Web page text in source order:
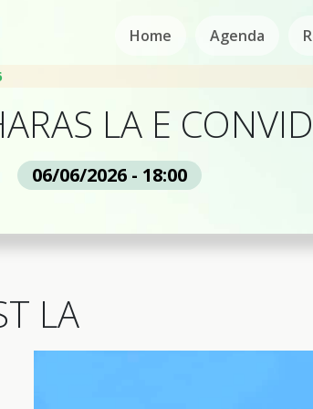
Home Agenda
LA E
06/06/2026 - 18:00
LA